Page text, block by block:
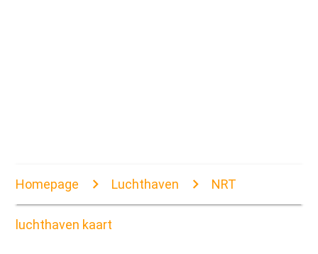
Homepage Luchthaven NRT
luchthaven kaart